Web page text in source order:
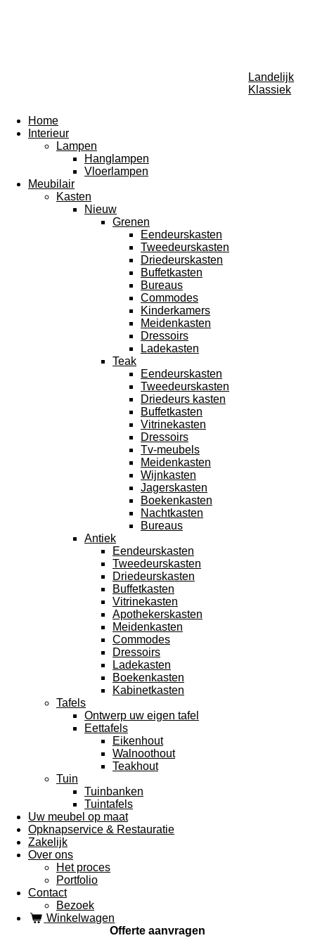
Landelijk
Klassiek
Home
Interieur
Lampen
Hanglampen
Vloerlampen
Meubilair
Kasten
Nieuw
Grenen
Eendeurskasten
Tweedeurskasten
Driedeurskasten
Buffetkasten
Bureaus
Commodes
Kinderkamers
Meidenkasten
Dressoirs
Ladekasten
Teak
Eendeurskasten
Tweedeurskasten
Driedeurs kasten
Buffetkasten
Vitrinekasten
Dressoirs
Tv-meubels
Meidenkasten
Wijnkasten
Jagerskasten
Boekenkasten
Nachtkasten
Bureaus
Antiek
Eendeurskasten
Tweedeurskasten
Driedeurskasten
Buffetkasten
Vitrinekasten
Apothekerskasten
Meidenkasten
Commodes
Dressoirs
Ladekasten
Boekenkasten
Kabinetkasten
Tafels
Ontwerp uw eigen tafel
Eettafels
Eikenhout
Walnoothout
Teakhout
Tuin
Tuinbanken
Tuintafels
Uw meubel op maat
Opknapservice & Restauratie
Zakelijk
Over ons
Het proces
Portfolio
Contact
Bezoek
Winkelwagen
Offerte aanvragen